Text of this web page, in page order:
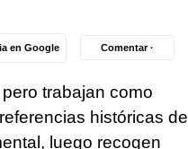
en Google Comentar ·
trabajan como
históricas de
luego recogen